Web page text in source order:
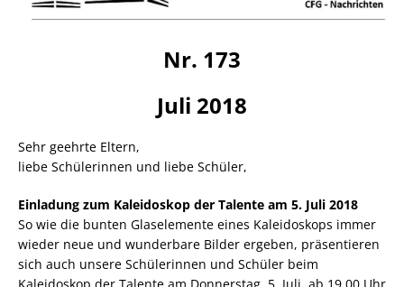
Nr. 173
Juli 2018
Sehr geehrte Eltern,
liebe Schülerinnen und liebe Schüler,
Einladung zum Kaleidoskop der Talente am 5. Juli 2018
So wie die bunten Glaselemente eines Kaleidoskops immer
wieder neue und wunderbare Bilder ergeben, präsentieren
sich auch unsere Schülerinnen und Schüler beim